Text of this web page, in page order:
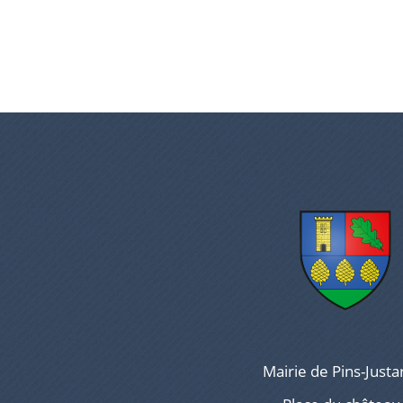
Mairie de Pins-